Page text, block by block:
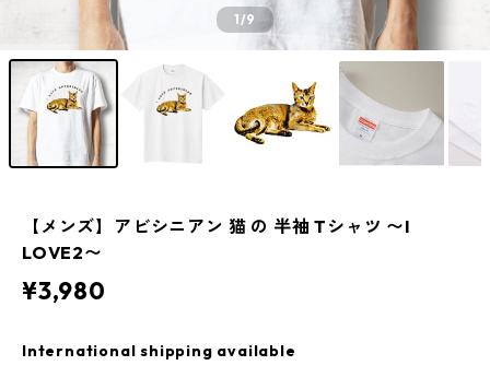
1/9
【メンズ】アビシニアン 猫 の 半袖 Tシャツ 〜I
LOVE2〜
¥3,980
International shipping available